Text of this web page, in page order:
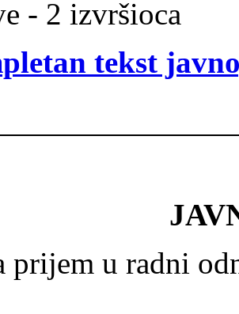
- 2 izvršioca
tekst
prijem u radni